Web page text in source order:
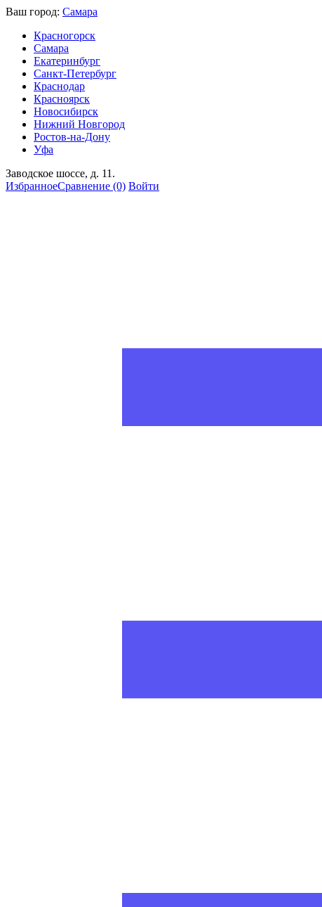
Ваш город: Самара
Красногорск
Самара
Екатеринбург
Санкт-Петербург
Краснодар
Красноярск
Новосибирск
Нижний Новгород
Ростов-на-Дону
Уфа
Заводское шоссе, д. 11.
ИзбранноеСравнение (0) Войти